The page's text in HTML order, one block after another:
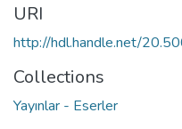
URI
http://hdl.handle.net/
Collections
Yayınlar - Eserler